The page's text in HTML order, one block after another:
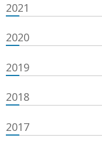
2021
2020
2019
2018
2017